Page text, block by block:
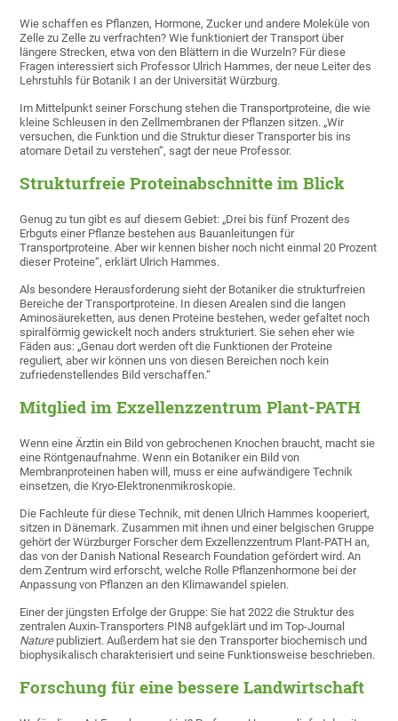
Wie schaffen es Pflanzen, Hormone, Zucker und andere Moleküle von
Zelle zu Zelle zu verfrachten? Wie funktioniert der Transport über
längere Strecken, etwa von den Blättern in die Wurzeln? Für diese
Fragen interessiert sich Professor Ulrich Hammes, der neue Leiter des
Lehrstuhls für Botanik I an der Universität Würzburg.
Im Mittelpunkt seiner Forschung stehen die Transportproteine, die wie
kleine Schleusen in den Zellmembranen der Pflanzen sitzen. „Wir
versuchen, die Funktion und die Struktur dieser Transporter bis ins
atomare Detail zu verstehen“, sagt der neue Professor.
Strukturfreie Proteinabschnitte im Blick
Genug zu tun gibt es auf diesem Gebiet: „Drei bis fünf Prozent des
Erbguts einer Pflanze bestehen aus Bauanleitungen für
Transportproteine. Aber wir kennen bisher noch nicht einmal 20 Prozent
dieser Proteine“, erklärt Ulrich Hammes.
Als besondere Herausforderung sieht der Botaniker die strukturfreien
Bereiche der Transportproteine. In diesen Arealen sind die langen
Aminosäureketten, aus denen Proteine bestehen, weder gefaltet noch
spiralförmig gewickelt noch anders strukturiert. Sie sehen eher wie
Fäden aus: „Genau dort werden oft die Funktionen der Proteine
reguliert, aber wir können uns von diesen Bereichen noch kein
zufriedenstellendes Bild verschaffen.“
Mitglied im Exzellenzzentrum Plant-PATH
Wenn eine Ärztin ein Bild von gebrochenen Knochen braucht, macht sie
eine Röntgenaufnahme. Wenn ein Botaniker ein Bild von
Membranproteinen haben will, muss er eine aufwändigere Technik
einsetzen, die Kryo-Elektronenmikroskopie.
Die Fachleute für diese Technik, mit denen Ulrich Hammes kooperiert,
sitzen in Dänemark. Zusammen mit ihnen und einer belgischen Gruppe
gehört der Würzburger Forscher dem Exzellenzzentrum Plant-PATH an,
das von der Danish National Research Foundation gefördert wird. An
dem Zentrum wird erforscht, welche Rolle Pflanzenhormone bei der
Anpassung von Pflanzen an den Klimawandel spielen.
Einer der jüngsten Erfolge der Gruppe: Sie hat 2022 die Struktur des
zentralen Auxin-Transporters PIN8 aufgeklärt und im Top-Journal
Naturepubliziert. Außerdem hat sie den Transporter biochemisch und
biophysikalisch charakterisiert und seine Funktionsweise beschrieben.
Forschung für eine bessere Landwirtschaft